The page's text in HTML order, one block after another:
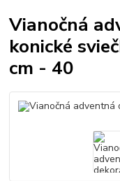
Vianočná
konické
cm - 40